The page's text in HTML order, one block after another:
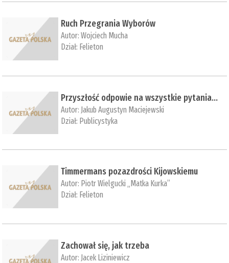
Ruch Przegrania Wyborów
Autor:Wojciech Mucha
Dział: Felieton
Przyszłość odpowie na wszystkie pytania…
Autor: Jakub Augustyn Maciejewski
Dział: Publicystyka
Timmermans pozazdrości Kijowskiemu
Autor: Piotr Wielgucki „Matka Kurka”
Dział: Felieton
Zachował się, jak trzeba
Autor: Jacek Liziniewicz